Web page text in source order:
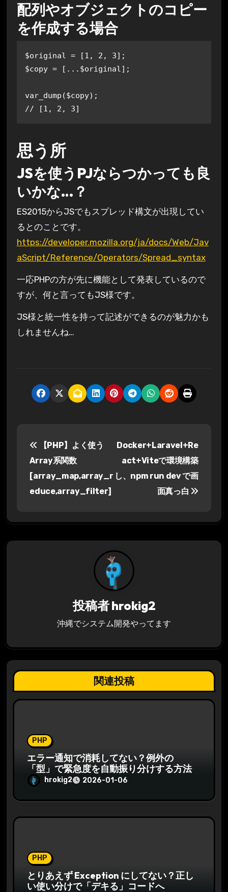
配列やオブジェクトのコピー
を作成する場合
$original = [1, 2, 3];
$copy = [...$original];
var_dump($copy);
思う所
JSを使うPJならつかっても良
いかな…？
ES2015からJSでもスプレッド構文が出現してい
るとのことです。
https://developer.mozilla.org/ja/docs/Web/Jav
aScript/Reference/Operators/Spread_syntax
一応PHPの方が先に機能として発表しているので
すが、何と言ってもJS様です。
JS様と統一性を持って記述ができるのが魅力かも
しれませんね…
稿
ナ
ビ
ゲ
ー
【PHP】よく使う
Array系関数
[array_map,array_r
educe,array_filter]
Docker+Laravel+Re
act+Viteで環境構築
し、npm run dev で画
面真っ白
投稿者hrokig2
沖縄でシステム開発やってます
関連投稿
PHP
エラー通知で消耗してない？例外の
「型」で緊急度を自動振り分けする方法
hrokig2 2026-01-06
PHP
とりあえず Exception にしてない？正し
い使い分けで「デキる」コードへ